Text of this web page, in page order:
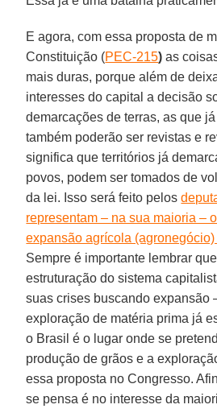
E agora, com essa proposta de
Constituição (PEC-215) as
mais duras, porque além de
interesses do capital a decisão
demarcações de terras, as que
também poderão ser revistas e
significa que territórios já
povos, podem ser tomados de
da lei. Isso será feito pelos
representam – na sua maioria –
expansão agrícola
Sempre é importante lembrar
estruturação do sistema
suas crises buscando expansão
exploração de matéria prima já
o Brasil é o lugar onde se
produção de grãos e a
essa proposta no Congresso.
se pensa é no interesse da